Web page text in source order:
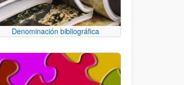
Denominación bibliográfica